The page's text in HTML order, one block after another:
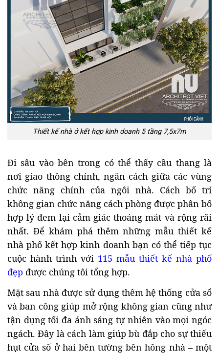
Thiết kế nhà ở kết hợp kinh doanh 5 tầng 7,5x7m
Đi sâu vào bên trong có thể thấy cầu thang là
nơi giao thông chính, ngăn cách giữa các vùng
chức năng chính của ngôi nhà. Cách bố trí
không gian chức năng cách phòng được phân bố
hợp lý đem lại cảm giác thoáng mát và rộng rãi
nhất. Để khám phá thêm những mẫu thiết kế
nhà phố kết hợp kinh doanh bạn có thể tiếp tục
cuộc hành trình với 115 mẫu thiết kế nhà phố
đẹp được chúng tôi tổng hợp.
Mặt sau nhà được sử dụng thêm hệ thống cửa sổ
và ban công giúp mở rộng không gian cũng như
tận dụng tối đa ánh sáng tự nhiên vào mọi ngóc
ngách. Đây là cách làm giúp bù đắp cho sự thiếu
hụt cửa sổ ở hai bên tường bên hông nhà – một